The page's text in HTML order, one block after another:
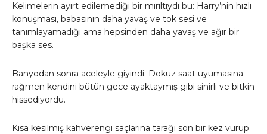
Kelimelerin ayırt edilemediği bir mırıltıydı bu: Harry’nin hızlı
konuşması, babasının daha yavaş ve tok sesi ve
tanımlayamadığı ama hepsinden daha yavaş ve ağır bir
başka ses.
Banyodan sonra aceleyle giyindi. Dokuz saat uyumasına
rağmen kendini bütün gece ayaktaymış gibi sinirli ve bitkin
hissediyordu.
Kısa kesilmiş kahverengi saçlarına tarağı son bir kez vurup